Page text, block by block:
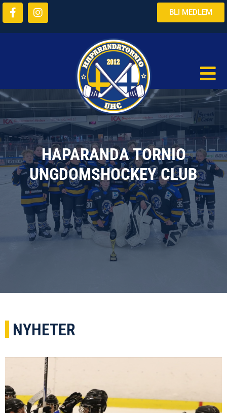
BLI MEDLEM
HAPARANDA TORNIO
UNGDOMSHOCKEY CLUB
NYHETER